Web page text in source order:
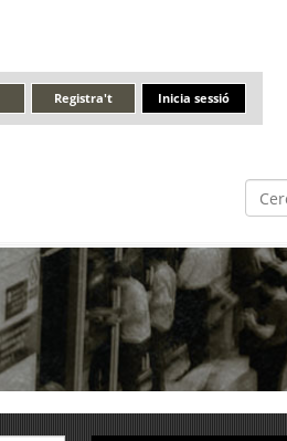
Inicia sessió
Registra't